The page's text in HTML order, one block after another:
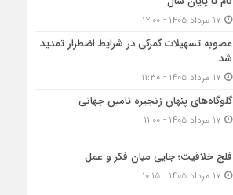
مصوبه تسهیلات گمرکی در شرایط اضطرار تمدید
شد
گلوگاه‌های پنهان زنجیره تامین جهانی
فلج خلاقیت؛ جایی میان فکر و عمل